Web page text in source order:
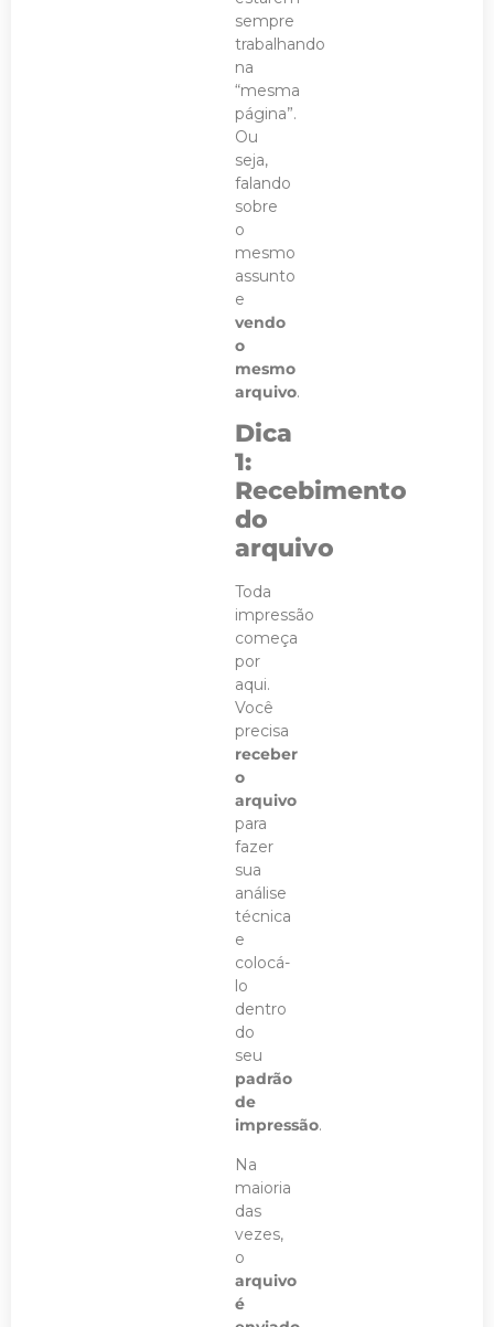
sempre
trabalhando
na
“mesma
página”.
Ou
seja,
falando
sobre
o
mesmo
assunto
e
vendo
o
mesmo
arquivo.
Dica
1:
Recebimento
do
arquivo
Toda
impressão
começa
por
aqui.
Você
precisa
receber
o
arquivo
para
fazer
sua
análise
técnica
e
colocá-
lo
dentro
do
seu
padrão
de
impressão.
Na
maioria
das
vezes,
o
arquivo
é